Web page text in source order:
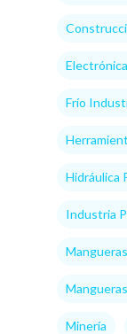
Frío
Hidráulica
Industria
Minería